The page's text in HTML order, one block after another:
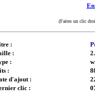
(Faites un clic
:
:
:
:
d'ajout :
clic :